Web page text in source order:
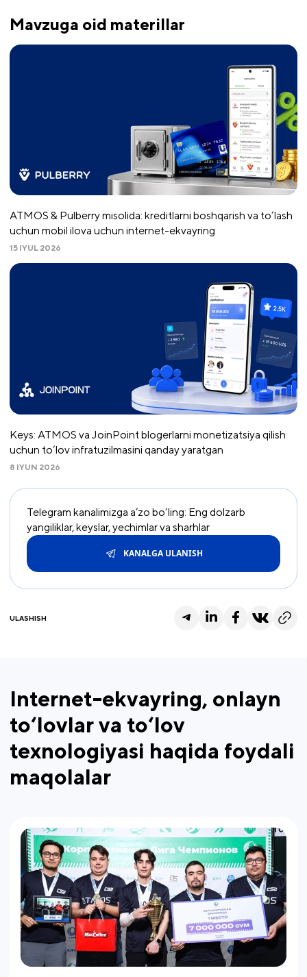
Mavzuga oid materillar
ATMOS & Pulberry misolida: kreditlarni boshqarish va to‘lash
uchun mobil ilova uchun internet-ekvayring
15 IYUL 2026
Keys: ATMOS va JoinPoint blogerlarni monetizatsiya qilish
uchun to‘lov infratuzilmasini qanday yaratgan
8 IYUN 2026
Telegram kanalimizga a’zo bo‘ling: Eng dolzarb
yangiliklar, keyslar, yechimlar va sharhlar
KANALGA ULANISH
ULASHISH
Internet-ekvayring, onlayn
to‘lovlar va to‘lov
texnologiyasi haqida foydali
maqolalar